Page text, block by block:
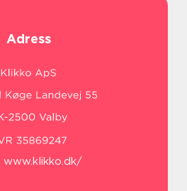
Adress
www.klikko.dk/